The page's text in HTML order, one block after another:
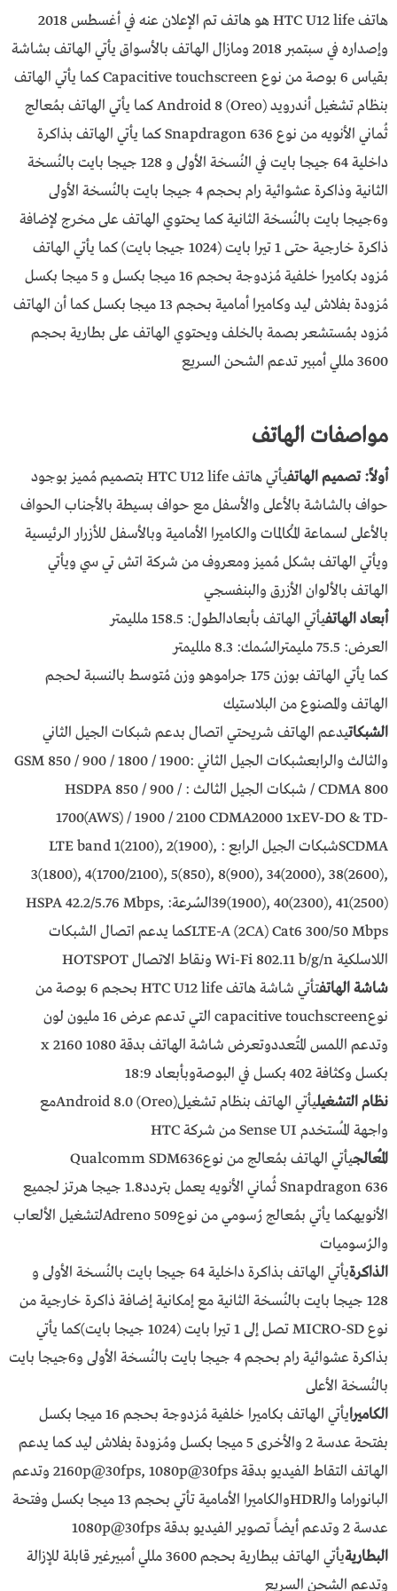
هاتف HTC U12 life هو هاتف تم الإعلان عنه في أغسطس 2018
وإصداره في سبتمبر 2018 ومازال الهاتف بالأسواق يأتي الهاتف بشاشة
بقياس 6 بوصة من نوع Capacitive touchscreen كما يأتي الهاتف
بنظام تشغيل أندرويد Android 8 (Oreo) كما يأتي الهاتف بمُعالج
ثُماني الأنويه من نوع Snapdragon 636 كما يأتي الهاتف بذاكرة
داخلية 64 جيجا بايت في النُسخة الأولى و 128 جيجا بايت بالنُسخة
الثانية وذاكرة عشوائية رام بحجم 4 جيجا بايت بالنُسخة الأولى
و6جيجا بايت بالنُسخة الثانية كما يحتوي الهاتف على مخرج لإضافة
ذاكرة خارجية حتى 1 تيرا بايت (1024 جيجا بايت) كما يأتي الهاتف
مُزود بكاميرا خلفية مُزدوجة بحجم 16 ميجا بكسل و 5 ميجا بكسل
مُزودة بفلاش ليد وكاميرا أمامية بحجم 13 ميجا بكسل كما أن الهاتف
مُزود بمُستشعر بصمة بالخلف ويحتوي الهاتف على بطارية بحجم
3600 مللي أمبير تدعم الشحن السريع
مواصفات الهاتف
أولاً: تصميم الهاتف
يأتي هاتف HTC U12 life بتصميم مُميز بوجود
حواف بالشاشة بالأعلى والأسفل مع حواف بسيطة بالأجناب الحواف
بالأعلى لسماعة المُكالمات والكاميرا الأمامية وبالأسفل للأزرار الرئيسية
ويأتي الهاتف بشكل مُميز ومعروف من شركة اتش تي سي ويأتي
الهاتف بالألوان الأزرق والبنفسجي
أبعاد الهاتفيأتي الهاتف بأبعادالطول: 158.5 ملليمتر
العرض: 75.5 مليمترالسُمك: 8.3 ملليمتر
كما يأتي الهاتف بوزن 175 جراموهو وزن مُتوسط بالنسبة لحجم
الهاتف والمصنوع من البلاستيك
الشبكاتيدعم الهاتف شريحتي اتصال بدعم شبكات الجيل الثاني
والثالث والرابعشبكات الجيل الثاني :GSM 850 / 900 / 1800 / 1900
/ CDMA 800 شبكات الجيل الثالث : HSDPA 850 / 900 /
1700(AWS) / 1900 / 2100 CDMA2000 1xEV-DO & TD-
SCDMAشبكات الجيل الرابع : LTE band 1(2100), 2(1900),
3(1800), 4(1700/2100), 5(850), 8(900), 34(2000), 38(2600),
39(1900), 40(2300), 41(2500)السُرعة: HSPA 42.2/5.76 Mbps,
LTE-A (2CA) Cat6 300/50 Mbpsكما يدعم اتصال الشبكات
اللاسلكية Wi-Fi 802.11 b/g/n ونقاط الاتصال HOTSPOT
شاشة الهاتف
تأتي شاشة هاتف HTC U12 life بحجم 6 بوصة من
نوعcapacitive touchscreen التي تدعم عرض 16 مليون لون
وتدعم اللمس المُتعددوتعرض شاشة الهاتف بدقة 1080 x 2160
بكسل وكثافة 402 بكسل في البوصةوبأبعاد 18:9
نظام التشغيل
يأتي الهاتف بنظام تشغيلAndroid 8.0 (Oreo)مع
واجهة المُستخدم Sense UI من شركة HTC
المُعالج
يأتي الهاتف بمُعالج من نوعQualcomm SDM636
Snapdragon 636 ثُماني الأنويه يعمل بتردد1.8 جيجا هرتز لجميع
الأنويهكما يأتي بمُعالج رُسومي من نوعAdreno 509لتشغيل الألعاب
والرُسوميات
الذاكرة
يأتي الهاتف بذاكرة داخلية 64 جيجا بايت بالنُسخة الأولى و
128 جيجا بايت بالنُسخة الثانية مع إمكانية إضافة ذاكرة خارجية من
نوع MICRO-SD تصل إلى 1 تيرا بايت (1024 جيجا بايت)كما يأتي
بذاكرة عشوائية رام بحجم 4 جيجا بايت بالنُسخة الأولى و6جيجا بايت
بالنُسخة الأعلى
الكاميرا
يأتي الهاتف بكاميرا خلفية مُزدوجة بحجم 16 ميجا بكسل
بفتحة عدسة 2 والأخرى 5 ميجا بكسل ومُزودة بفلاش ليد كما يدعم
الهاتف التقاط الفيديو بدقة 2160p@30fps, 1080p@30fps وتدعم
البانوراما والـHDRوالكاميرا الأمامية تأتي بحجم 13 ميجا بكسل وفتحة
عدسة 2 وتدعم أيضاً تصوير الفيديو بدقة 1080p@30fps
البطارية
يأتي الهاتف ببطارية بحجم 3600 مللي أمبيرغير قابلة للإزالة
وتدعم الشحن السريع